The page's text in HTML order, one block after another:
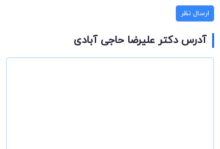
ارسال نظر
آدرس دکتر علیرضا حاجی آبادی